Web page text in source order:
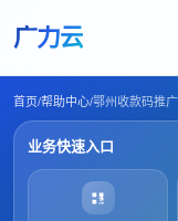
广力云
首页/帮助中心/鄂州收款码推
业务快速入口